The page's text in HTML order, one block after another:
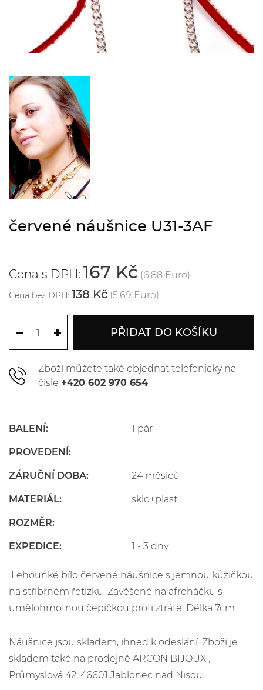
červené náušnice U31-3AF
Cena s DPH: 167 Kč (6.88 Euro)
Cena bez DPH: 138 Kč (5.69 Euro)
PŘIDAT DO KOŠÍKU
Zboží můžete také objednat telefonicky na
čísle +420 602 970 654
BALENÍ: 1 pár
PROVEDENÍ:
ZÁRUČNÍ DOBA: 24 měsíců
MATERIÁL: sklo+plast
ROZMĚR:
EXPEDICE: 1 - 3 dny
Lehounké bílo červené náušnice s jemnou kůžičkou
na stříbrném řetízku. Zavěšené na afroháčku s
umělohmotnou čepičkou proti ztrátě. Délka 7cm.
Náušnice jsou skladem, ihned k odeslání. Zboží je
skladem také na prodejně ARCON BIJOUX ,
Průmyslová 42, 46601 Jablonec nad Nisou.